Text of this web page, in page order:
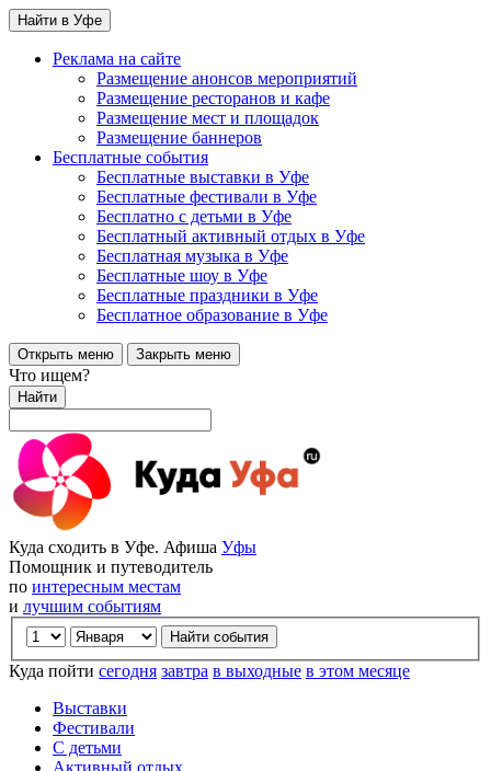
Найти в Уфе
Реклама на сайте
Размещение анонсов мероприятий
Размещение ресторанов и кафе
Размещение мест и площадок
Размещение баннеров
Бесплатные события
Бесплатные выставки в Уфе
Бесплатные фестивали в Уфе
Бесплатно с детьми в Уфе
Бесплатный активный отдых в Уфе
Бесплатная музыка в Уфе
Бесплатные шоу в Уфе
Бесплатные праздники в Уфе
Бесплатное образование в Уфе
Открыть меню Закрыть меню
Что ищем?
Найти
Куда сходить в Уфе. Афиша Уфы
Помощник и путеводитель
по интересным местам
и лучшим событиям
Куда пойти сегодня завтра в выходные в этом месяце
Выставки
Фестивали
С детьми
Активный отдых